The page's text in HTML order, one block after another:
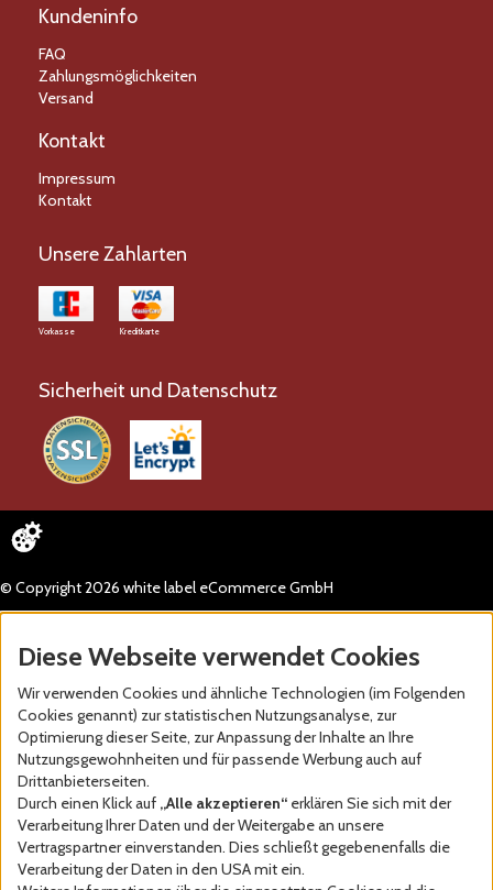
Kundeninfo
FAQ
Zahlungsmöglichkeiten
Versand
Kontakt
Impressum
Kontakt
Unsere Zahlarten
Vorkasse Kreditkarte
Sicherheit und Datenschutz
© Copyright 2026 white label eCommerce GmbH
Diese Webseite verwendet Cookies
Wir verwenden Cookies und ähnliche Technologien (im Folgenden
Cookies genannt) zur statistischen Nutzungsanalyse, zur
Optimierung dieser Seite, zur Anpassung der Inhalte an Ihre
Nutzungsgewohnheiten und für passende Werbung auch auf
Drittanbieterseiten.
Durch einen Klick auf „Alle akzeptieren“ erklären Sie sich mit der
Verarbeitung Ihrer Daten und der Weitergabe an unsere
Vertragspartner einverstanden. Dies schließt gegebenenfalls die
Verarbeitung der Daten in den USA mit ein.